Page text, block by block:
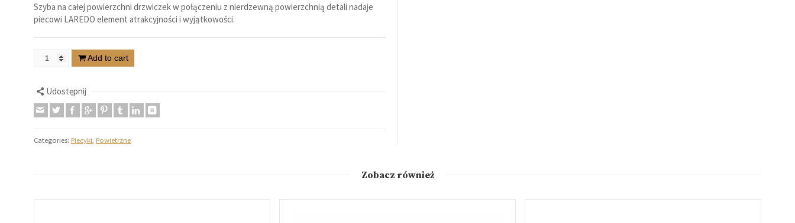
Szyba na całej powierzchni drzwiczek w połączeniu z nierdzewną powierzchnią detali nadaje
piecowi LAREDO element atrakcyjności i wyjątkowości.
Add to cart
Udostępnij
Categories: Piecyki Powietrzne
Zobacz również